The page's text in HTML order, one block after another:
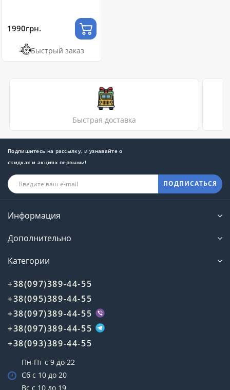
1990грн.
Быстрый заказ
Быстрая доставка
Подпишитесь на рассылку, и узнавайте о
скидках и акциях первыми!
ПОДПИСАТЬСЯ
Информация
Дополнительно
Категории
+38(097)389-44-55
+38(095)389-44-55
+38(097)389-44-55
+38(097)389-44-55
+38(093)389-44-55
Пн-Пт с 9 до 22
Сб с 10 до 20
Вс с 10 до 19